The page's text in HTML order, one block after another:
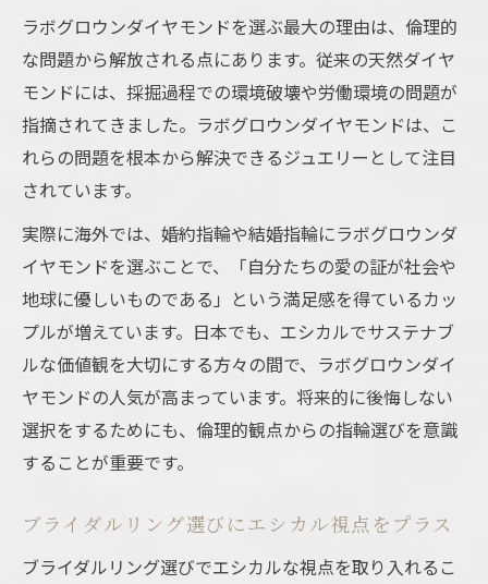
ラボグロウンダイヤモンドを選ぶ最大の理由は、倫理的
な問題から解放される点にあります。従来の天然ダイヤ
モンドには、採掘過程での環境破壊や労働環境の問題が
指摘されてきました。ラボグロウンダイヤモンドは、こ
れらの問題を根本から解決できるジュエリーとして注目
されています。
実際に海外では、婚約指輪や結婚指輪にラボグロウンダ
イヤモンドを選ぶことで、「自分たちの愛の証が社会や
地球に優しいものである」という満足感を得ているカッ
プルが増えています。日本でも、エシカルでサステナブ
ルな価値観を大切にする方々の間で、ラボグロウンダイ
ヤモンドの人気が高まっています。将来的に後悔しない
選択をするためにも、倫理的観点からの指輪選びを意識
することが重要です。
ブライダルリング選びにエシカル視点をプラス
ブライダルリング選びでエシカルな視点を取り入れるこ